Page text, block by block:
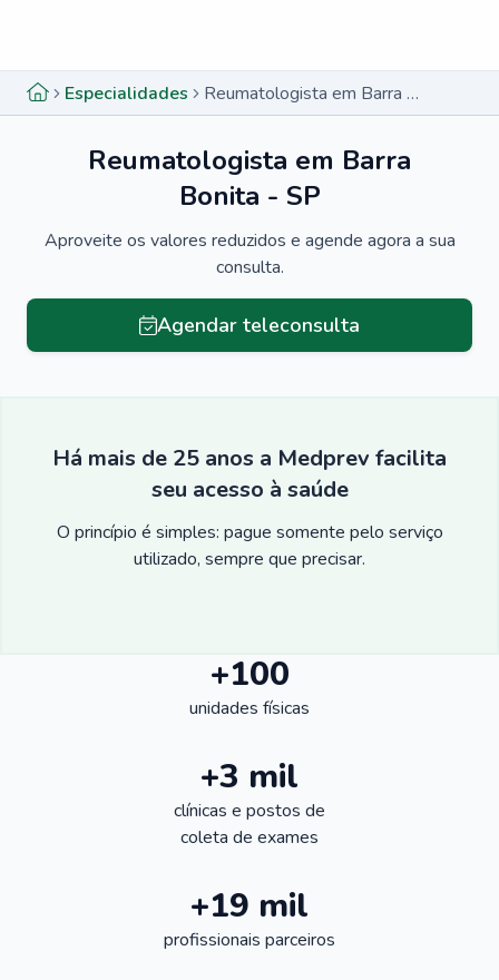
Especialidades Reumatologista em Barra Bonita - SP
Reumatologista em Barra
Bonita - SP
Aproveite os valores reduzidos e agende agora a sua
consulta.
Agendar teleconsulta
Há mais de 25 anos a Medprev facilita
seu acesso à saúde
O princípio é simples: pague somente pelo serviço
utilizado, sempre que precisar.
+100
unidades físicas
+3 mil
clínicas e postos de
coleta de exames
+19 mil
profissionais parceiros